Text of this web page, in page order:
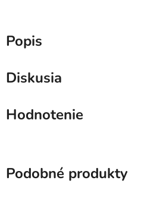
Popis
Diskusia
Hodnotenie
Podobné produkty